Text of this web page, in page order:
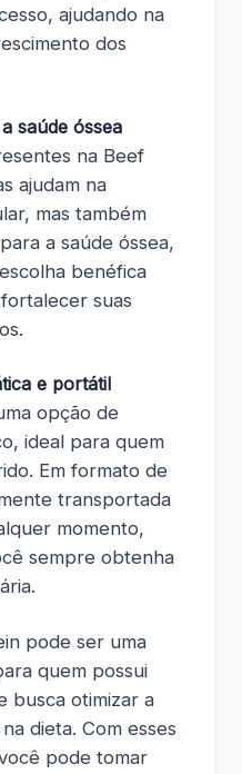
ajudando na
dos
saúde óssea
na Beef
ajudam na
mas também
a saúde óssea,
benéfica
suas
e portátil
opção de
ideal para quem
Em formato de
transportada
momento,
sempre obtenha
pode ser uma
quem possui
busca otimizar a
dieta. Com esses
pode tomar